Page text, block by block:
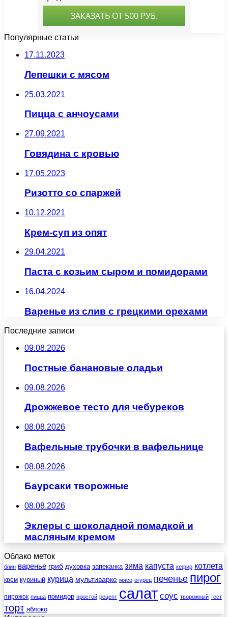
Популярные статьи
17.11.2023
Лепешки с мясом
25.03.2021
Пицца с анчоусами
27.09.2021
Говядина с кровью
17.05.2023
Ризотто со спаржей
10.12.2021
Крем-суп из опят
29.04.2021
Паста с козьим сыром и помидорами
16.04.2024
Варенье из слив с грецкими орехами
Последние записи
09.08.2026
Постные банановые оладьи
09.08.2026
Дрожжевое тесто для чебуреков
08.08.2026
Вафельные трубочки в вафельнице
08.08.2026
Баурсаки творожные
08.08.2026
Эклеры с шоколадной помадкой и
масляным кремом
Облако меток
блин варенье гриб духовка запеканка зима капуста кефир котлета
крем куриный курица мультиварке мясо огурец печенье пирог
пирожок пицца помидор простой рецепт салат соус творожный тест
торт яблоко